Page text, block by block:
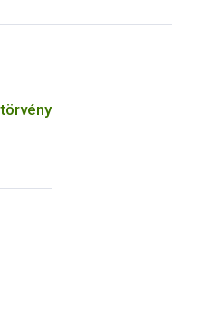
kapcsolódó